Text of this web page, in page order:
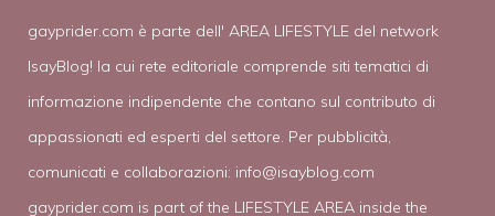
gayprider.com è parte dell' AREA LIFESTYLE del network
IsayBlog! la cui rete editoriale comprende siti tematici di
informazione indipendente che contano sul contributo di
appassionati ed esperti del settore. Per pubblicità,
comunicati e collaborazioni: info@isayblog.com
gayprider.com is part of the LIFESTYLE AREA inside the